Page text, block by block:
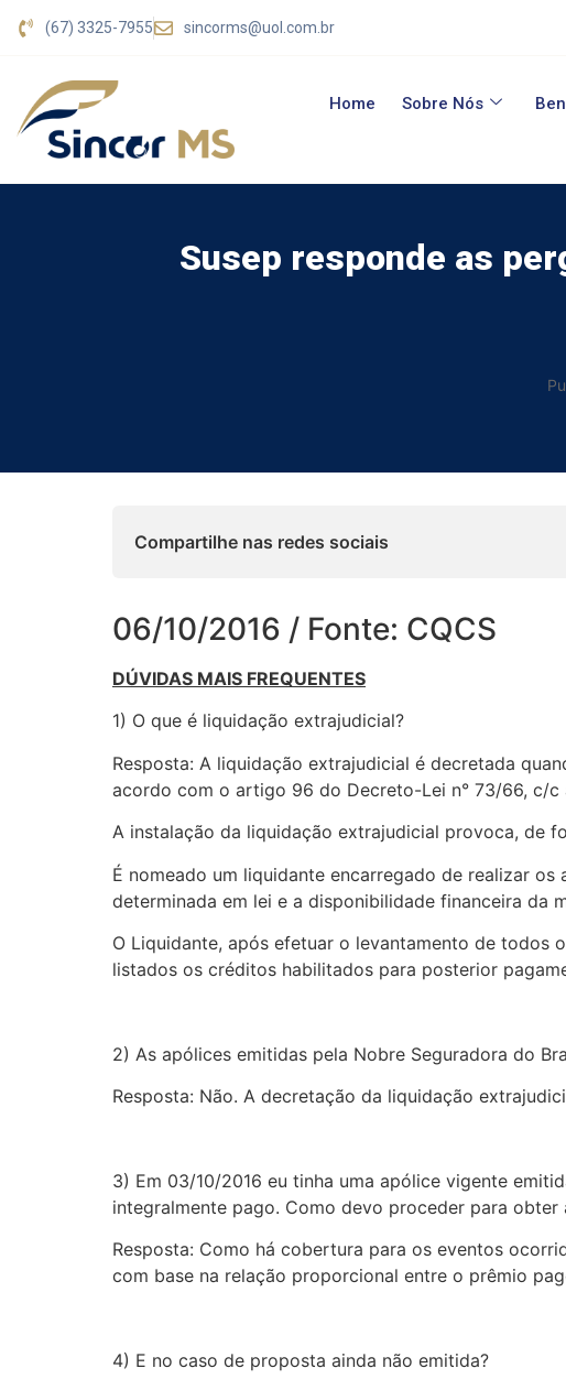
(67) 3325-7955 sincorms@uol.com.br
Home Sobre Nós
Susep responde as
Compartilhe nas redes sociais
06/10/2016 / Fonte: CQCS
DÚVIDAS MAIS FREQUENTES
1) O que é liquidação extrajudicial?
Resposta: A liquidação extrajudicial é decretada
acordo com o artigo 96 do Decreto-Lei n° 73/66, c/c
A instalação da liquidação extrajudicial provoca, de
É nomeado um liquidante encarregado de realizar
determinada em lei e a disponibilidade financeira da
O Liquidante, após efetuar o levantamento de todos
listados os créditos habilitados para posterior
2) As apólices emitidas pela Nobre Seguradora do
Resposta: Não. A decretação da liquidação
3) Em 03/10/2016 eu tinha uma apólice vigente
integralmente pago. Como devo proceder para
Resposta: Como há cobertura para os eventos
com base na relação proporcional entre o prêmio
4) E no caso de proposta ainda não emitida?